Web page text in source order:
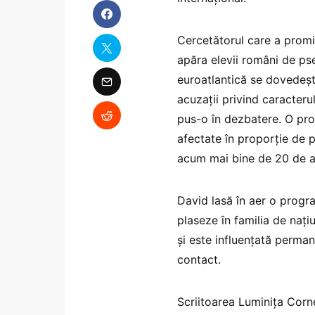
Cercetătorul care a
apăra elevii români de
euroatlantică se
acuzații privind
pus-o în dezbatere. O
afectate în proporție de
acum mai bine de 20 de
David lasă în aer o
plaseze în familia de
și este influențată
contact.
Scriitoarea Luminița